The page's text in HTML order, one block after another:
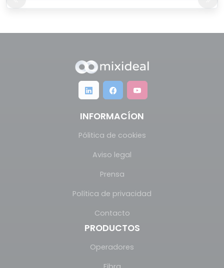
INFORMACÍON
Pólitica de cookies
Aviso legal
Prensa
Política de privacidad
Contacto
PRODUCTOS
Operadores